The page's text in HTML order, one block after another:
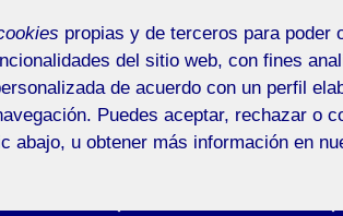
propias y de terceros para poder
del sitio web, con fines
de acuerdo con un perfil
Puedes aceptar, rechazar o
abajo, u obtener más información en